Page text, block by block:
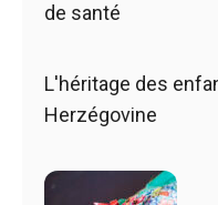
de santé
L'héritage des
Herzégovine